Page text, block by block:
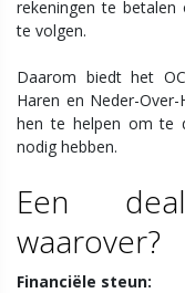
rekeningen te
te volgen.
Daarom biedt het
Haren en Neder-
hen te helpen om te
nodig hebben.
Een
waarover?
Financiële steun: